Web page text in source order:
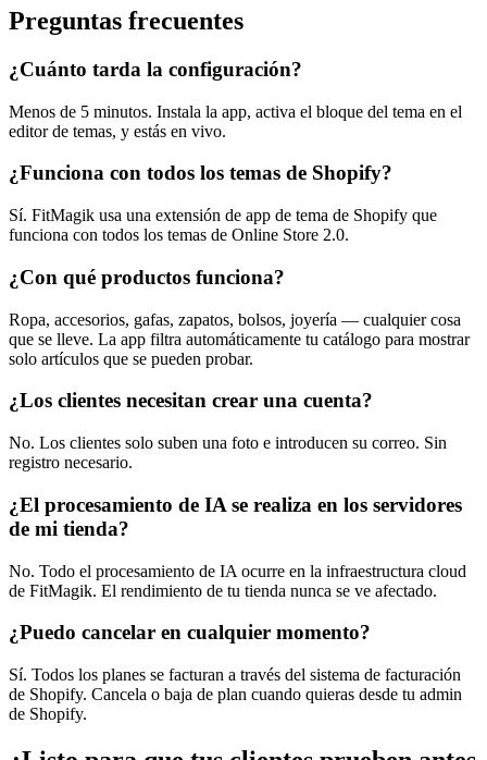
Preguntas frecuentes
¿Cuánto tarda la configuración?
Menos de 5 minutos. Instala la app, activa el bloque del tema en el
editor de temas, y estás en vivo.
¿Funciona con todos los temas de Shopify?
Sí. FitMagik usa una extensión de app de tema de Shopify que
funciona con todos los temas de Online Store 2.0.
¿Con qué productos funciona?
Ropa, accesorios, gafas, zapatos, bolsos, joyería — cualquier cosa
que se lleve. La app filtra automáticamente tu catálogo para mostrar
solo artículos que se pueden probar.
¿Los clientes necesitan crear una cuenta?
No. Los clientes solo suben una foto e introducen su correo. Sin
registro necesario.
¿El procesamiento de IA se realiza en los servidores
de mi tienda?
No. Todo el procesamiento de IA ocurre en la infraestructura cloud
de FitMagik. El rendimiento de tu tienda nunca se ve afectado.
¿Puedo cancelar en cualquier momento?
Sí. Todos los planes se facturan a través del sistema de facturación
de Shopify. Cancela o baja de plan cuando quieras desde tu admin
de Shopify.